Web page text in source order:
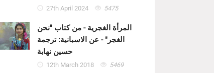
27th April 2024 5475
المرأة الغجرية - من كتاب "نحن
الغجر" - عن الاسبانية: ترجمة
حسين نهابة
12th March 2018 5469